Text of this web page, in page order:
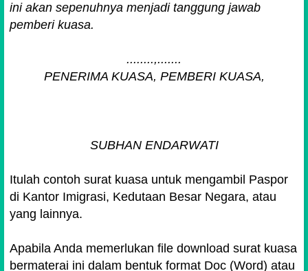
ini akan sepenuhnya menjadi tanggung jawab
pemberi kuasa.
........,.......
PENERIMA KUASA, PEMBERI KUASA,
SUBHAN ENDARWATI
Itulah contoh surat kuasa untuk mengambil Paspor
di Kantor Imigrasi, Kedutaan Besar Negara, atau
yang lainnya.
Apabila Anda memerlukan file download surat kuasa
bermaterai ini dalam bentuk format Doc (Word) atau